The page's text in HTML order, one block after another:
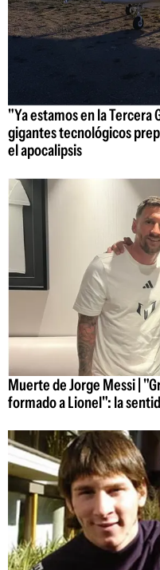
"Ya estamos en la Tercera
gigantes tecnológicos
el apocalipsis
Muerte de Jorge Messi |
formado a Lionel": la